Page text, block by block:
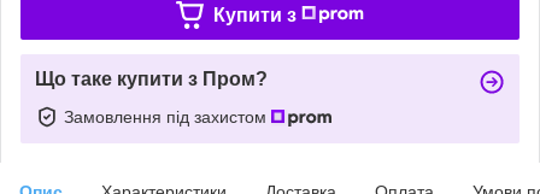
Купити з
Що таке купити з Пром?
Замовлення під захистом